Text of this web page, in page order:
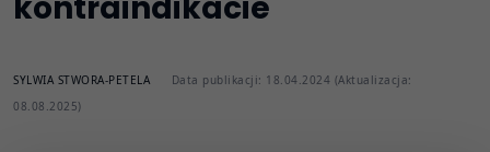
SYLWIA STWORA-PETELA
Data publikacji: 18.04.2024 (Aktualizacja:
08.08.2025)